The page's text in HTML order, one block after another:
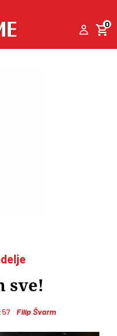
0
sve!
Filip Švarm